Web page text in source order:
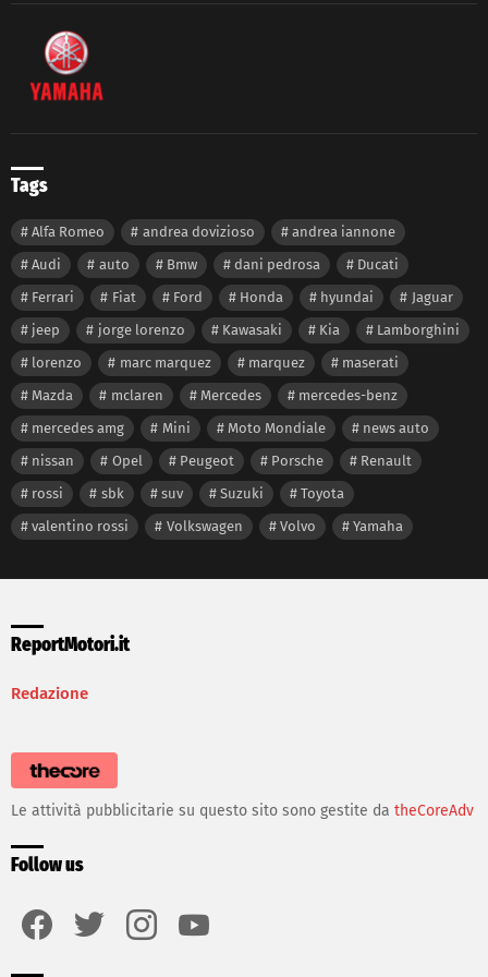
Tags
Alfa Romeo andrea dovizioso
andrea iannone
Audi
auto Bmw dani pedrosa
Ducati
Ferrari
Fiat Ford Honda hyundai
Jaguar
jeep
jorge lorenzo Kawasaki Kia
Lamborghini
lorenzo
marc marquez marquez
maserati
Mazda
mclaren Mercedes
mercedes-benz
mercedes amg
Mini Moto Mondiale
news auto
nissan
Opel Peugeot Porsche
Renault
rossi
sbk suv Suzuki
Toyota
valentino rossi
Volkswagen Volvo Yamaha
ReportMotori.it
Redazione
Le attività pubblicitarie su questo sito sono gestite da theCoreAdv
Follow us